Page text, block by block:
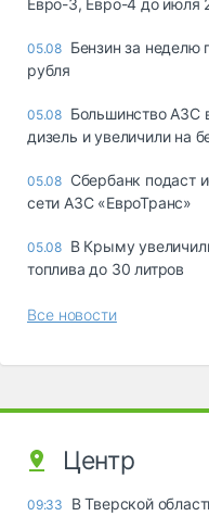
Евро-3, Евро-4 до июля
05.08 Бензин за неделю
рубля
05.08 Большинство АЗС
дизель и увеличили на
05.08 Сбербанк подаст
сети АЗС «ЕвроТранс»
05.08 В Крыму
топлива до 30 литров
Все новости
Центр
09:33
В Тверской